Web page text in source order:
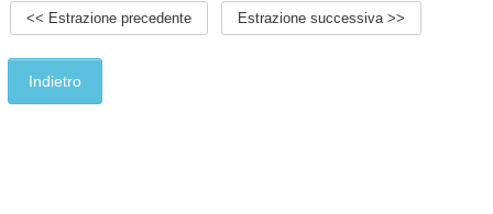
<< Estrazione precedente Estrazione successiva >>